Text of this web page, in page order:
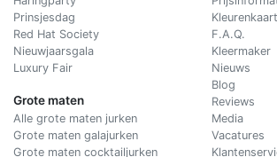
Prinsjesdag
Red Hat Society
Nieuwjaarsgala
Luxury Fair
Grote maten
Alle grote maten jurken
Grote maten galajurken
Grote maten cocktailjurken
Kleurenkaart
F.A.Q.
Kleermaker
Nieuws
Blog
Reviews
Media
Vacatures